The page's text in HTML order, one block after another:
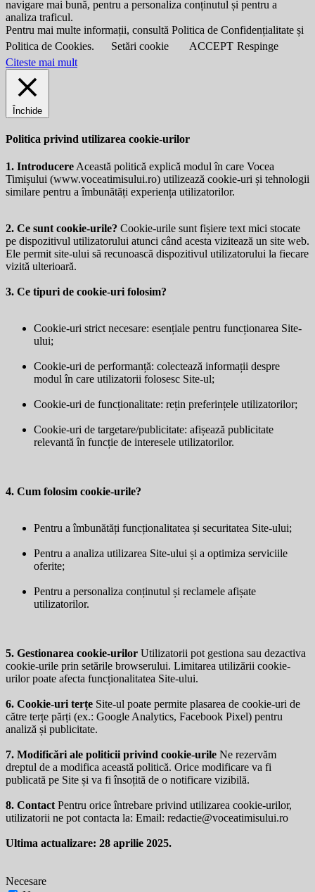
navigare mai bună, pentru a personaliza conținutul și pentru a
analiza traficul.
Pentru mai multe informații, consultă Politica de Confidențialitate și
Politica de Cookies.
Setări cookie ACCEPT Respinge
Citeste mai mult
Închide
Politica privind utilizarea cookie-urilor
1. Introducere Această politică explică modul în care Vocea
Timișului (www.voceatimisului.ro) utilizează cookie-uri și tehnologii
similare pentru a îmbunătăți experiența utilizatorilor.
2. Ce sunt cookie-urile? Cookie-urile sunt fișiere text mici stocate
pe dispozitivul utilizatorului atunci când acesta vizitează un site web.
Ele permit site-ului să recunoască dispozitivul utilizatorului la fiecare
vizită ulterioară.
3. Ce tipuri de cookie-uri folosim?
Cookie-uri strict necesare: esențiale pentru funcționarea Site-
ului;
Cookie-uri de performanță: colectează informații despre
modul în care utilizatorii folosesc Site-ul;
Cookie-uri de funcționalitate: rețin preferințele utilizatorilor;
Cookie-uri de targetare/publicitate: afișează publicitate
relevantă în funcție de interesele utilizatorilor.
4. Cum folosim cookie-urile?
Pentru a îmbunătăți funcționalitatea și securitatea Site-ului;
Pentru a analiza utilizarea Site-ului și a optimiza serviciile
oferite;
Pentru a personaliza conținutul și reclamele afișate
utilizatorilor.
5. Gestionarea cookie-urilor Utilizatorii pot gestiona sau dezactiva
cookie-urile prin setările browserului. Limitarea utilizării cookie-
urilor poate afecta funcționalitatea Site-ului.
6. Cookie-uri terțe Site-ul poate permite plasarea de cookie-uri de
către terțe părți (ex.: Google Analytics, Facebook Pixel) pentru
analiză și publicitate.
7. Modificări ale politicii privind cookie-urile Ne rezervăm
dreptul de a modifica această politică. Orice modificare va fi
publicată pe Site și va fi însoțită de o notificare vizibilă.
8. Contact Pentru orice întrebare privind utilizarea cookie-urilor,
utilizatorii ne pot contacta la: Email: redactie@voceatimisului.ro
Ultima actualizare: 28 aprilie 2025.
Necesare